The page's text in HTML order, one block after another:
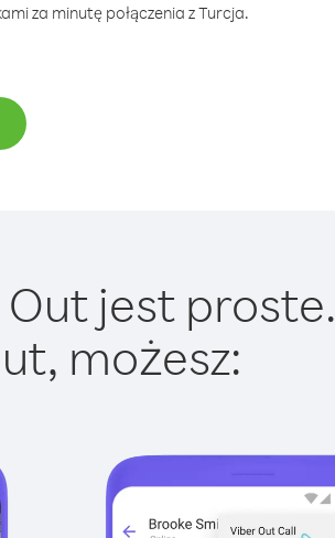
za minutę połączenia z Turcja.
jest proste.
możesz: